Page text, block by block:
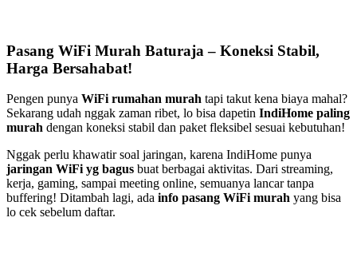
Pasang WiFi Murah Baturaja – Koneksi Stabil,
Harga Bersahabat!
Pengen punya WiFi rumahan murah tapi takut kena biaya mahal?
Sekarang udah nggak zaman ribet, lo bisa dapetin IndiHome paling
murah dengan koneksi stabil dan paket fleksibel sesuai kebutuhan!
Nggak perlu khawatir soal jaringan, karena IndiHome punya
jaringan WiFi yg bagus buat berbagai aktivitas. Dari streaming,
kerja, gaming, sampai meeting online, semuanya lancar tanpa
buffering! Ditambah lagi, ada info pasang WiFi murah yang bisa
lo cek sebelum daftar.